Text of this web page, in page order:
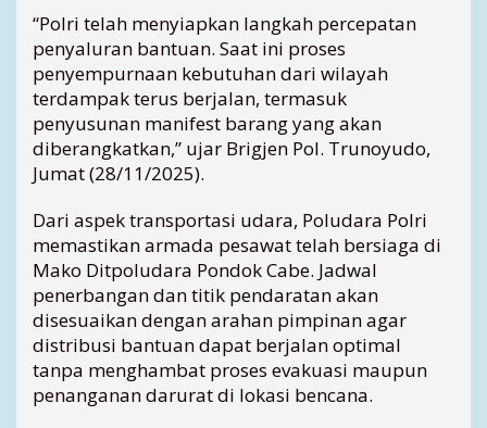
d
a
n
S
u
m
b
a
M
u
l
a
i
B
e
s
o
“Polri telah menyiapkan langkah percepatan
penyaluran bantuan. Saat ini proses
penyempurnaan kebutuhan dari wilayah
terdampak terus berjalan, termasuk
penyusunan manifest barang yang akan
diberangkatkan,” ujar Brigjen Pol. Trunoyudo,
Jumat (28/11/2025).
Dari aspek transportasi udara, Poludara Polri
memastikan armada pesawat telah bersiaga di
Mako Ditpoludara Pondok Cabe. Jadwal
penerbangan dan titik pendaratan akan
disesuaikan dengan arahan pimpinan agar
distribusi bantuan dapat berjalan optimal
tanpa menghambat proses evakuasi maupun
penanganan darurat di lokasi bencana.